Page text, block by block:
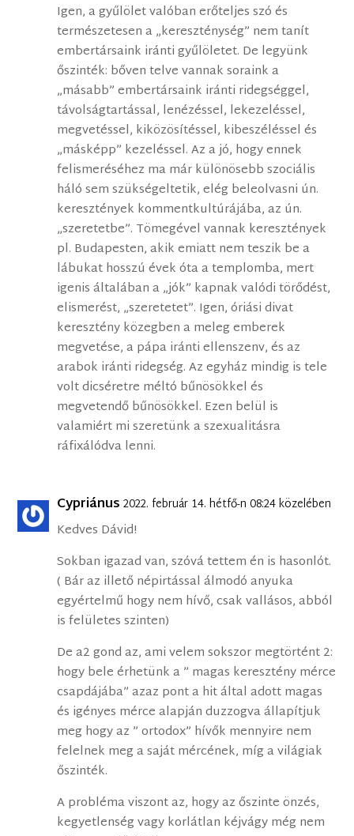
Igen, a gyűlölet valóban erőteljes szó és
természetesen a „kereszténység” nem tanít
embertársaink iránti gyűlöletet. De legyünk
őszinték: bőven telve vannak soraink a
„másabb” embertársaink iránti ridegséggel,
távolságtartással, lenézéssel, lekezeléssel,
megvetéssel, kiközösítéssel, kibeszéléssel és
„másképp” kezeléssel. Az a jó, hogy ennek
felismeréséhez ma már különösebb szociális
háló sem szükségeltetik, elég beleolvasni ún.
keresztények kommentkultúrájába, az ún.
„szeretetbe”. Tömegével vannak keresztények
pl. Budapesten, akik emiatt nem teszik be a
lábukat hosszú évek óta a templomba, mert
igenis általában a „jók” kapnak valódi törődést,
elismerést, „szeretetet”. Igen, óriási divat
keresztény közegben a meleg emberek
megvetése, a pápa iránti ellenszenv, és az
arabok iránti ridegség. Az egyház mindig is tele
volt dicséretre méltó bűnösökkel és
megvetendő bűnösökkel. Ezen belül is
valamiért mi szeretünk a szexualitásra
ráfixálódva lenni.
Cypriánus 2022. február 14. hétfő-n 08:24 közelében
Kedves Dávid!
Sokban igazad van, szóvá tettem én is hasonlót.
( Bár az illető népirtással álmodó anyuka
egyértelmű hogy nem hívő, csak vallásos, abból
is felületes szinten)
De a2 gond az, ami velem sokszor megtörtént 2:
hogy bele érhetünk a ” magas keresztény mérce
csapdájába” azaz pont a hit által adott magas
és igényes mérce alapján duzzogva állapítjuk
meg hogy az ” ortodox” hívők mennyire nem
felelnek meg a saját mércének, míg a világiak
őszinték.
A probléma viszont az, hogy az őszinte önzés,
kegyetlenség vagy korlátlan kéjvágy még nem